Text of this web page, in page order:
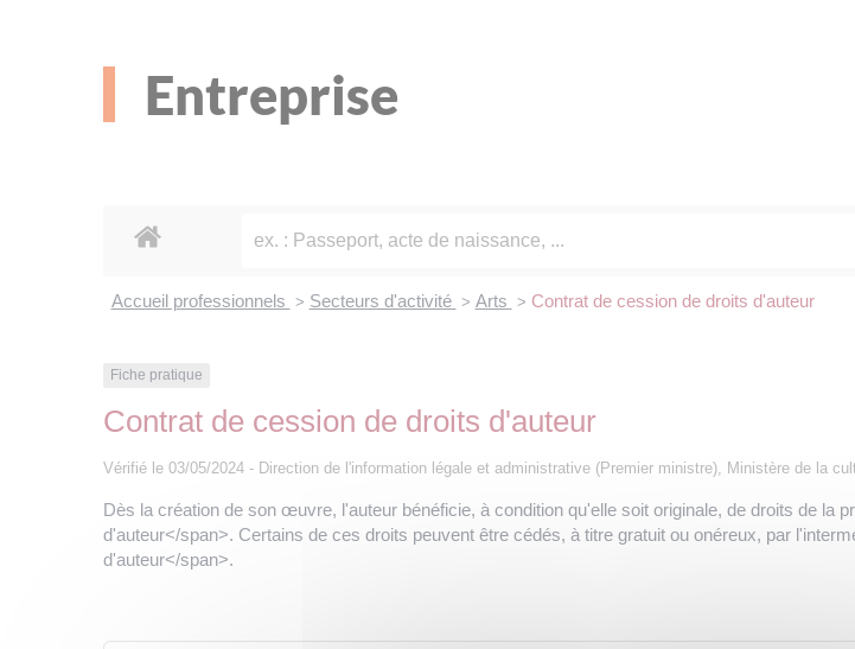
Entreprise
Accueil professionnels > Secteurs d'activité > Arts > Contrat de cession de droits d'auteur
Fiche pratique
Contrat de cession de droits d'auteur
Vérifié le 03/05/2024 - Direction de l'information légale et administrative (Premier ministre), Ministère de la
Dès la création de son œuvre, l'auteur bénéficie, à condition qu'elle soit originale, de droits de la
d'auteur</span>. Certains de ces droits peuvent être cédés, à titre gratuit ou onéreux, par
d'auteur</span>.